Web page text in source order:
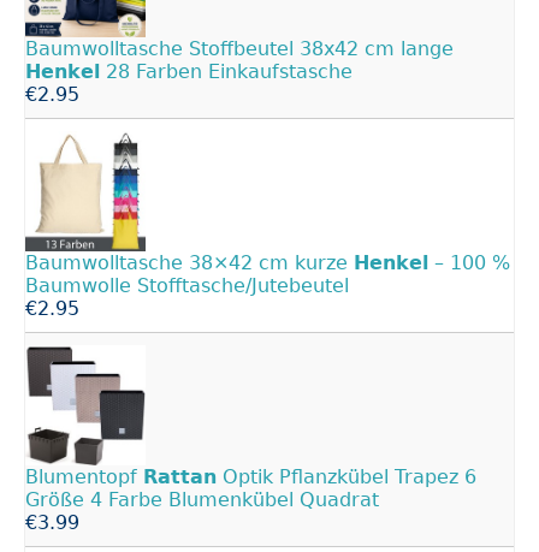
Baumwolltasche Stoffbeutel 38x42 cm lange
Henkel 28 Farben Einkaufstasche
€2.95
Baumwolltasche 38×42 cm kurze Henkel – 100 %
Baumwolle Stofftasche/Jutebeutel
€2.95
Blumentopf Rattan Optik Pflanzkübel Trapez 6
Größe 4 Farbe Blumenkübel Quadrat
€3.99